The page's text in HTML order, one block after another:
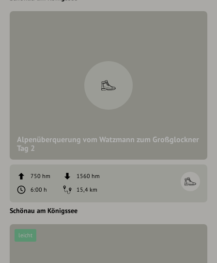
Alpenüberquerung vom Watzmann zum Großglockner
Tag 2
750 hm
1560 hm
6:00 h
15,4 km
Schönau am Königssee
leicht